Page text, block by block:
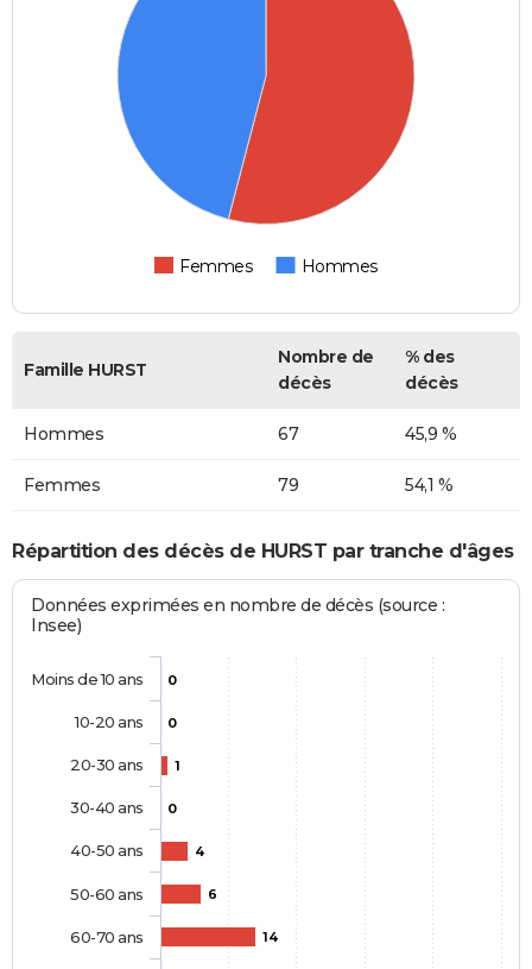
Femmes Hommes
Famille HURST
Nombre de
décès
% des
décès
Hommes 67 45,9 %
Femmes 79 54,1 %
Répartition des décès de HURST par tranche d'âges
Données exprimées en nombre de décès (source :
Insee)
0
0
1
0
4
6
14
Moins de 10 ans
10-20 ans
20-30 ans
30-40 ans
40-50 ans
50-60 ans
60-70 ans